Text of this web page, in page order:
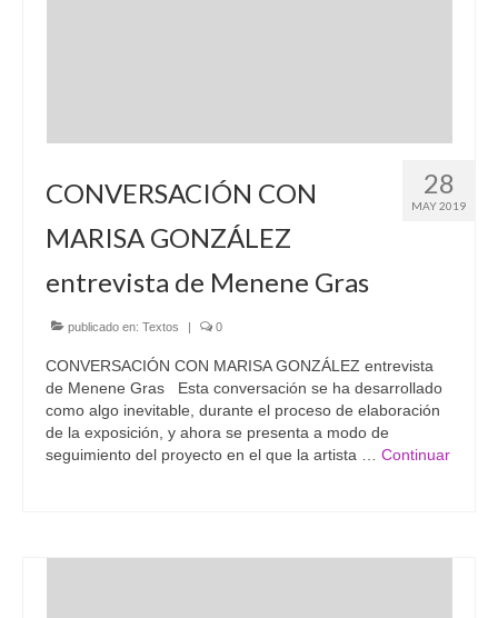
28
MAY 2019
CONVERSACIÓN CON
MARISA GONZÁLEZ
entrevista de Menene Gras
publicado en: Textos | 0
CONVERSACIÓN CON MARISA GONZÁLEZ entrevista
de Menene Gras Esta conversación se ha desarrollado
como algo inevitable, durante el proceso de elaboración
de la exposición, y ahora se presenta a modo de
seguimiento del proyecto en el que la artista … Continuar